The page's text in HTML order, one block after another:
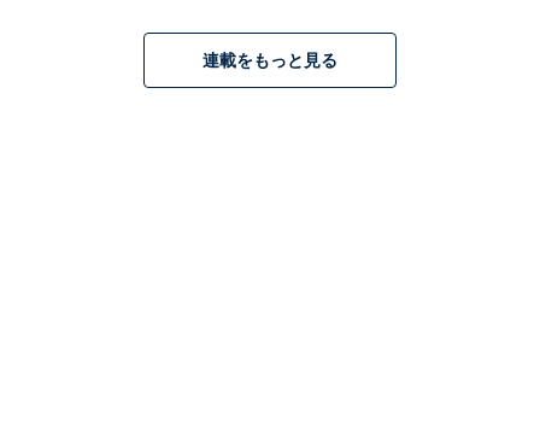
連載をもっと見る